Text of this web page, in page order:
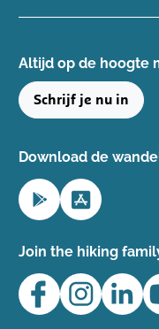
Altijd op de hoogte
Schrijf je nu in
Download de
Join the hiking